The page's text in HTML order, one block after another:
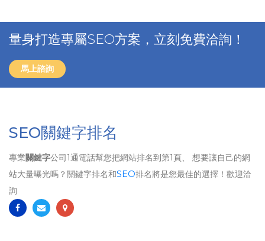
量身打造專屬SEO方案，立刻免費洽詢！
馬上諮詢
SEO關鍵字排名
專業關鍵字公司1通電話幫您把網站排名到第1頁、 想要讓自己的網
站大量曝光嗎？關鍵字排名和SEO排名將是您最佳的選擇！歡迎洽
詢